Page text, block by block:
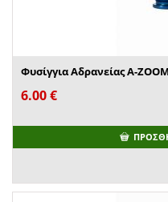
Φυσίγγια Αδρανείας A-
6.00€